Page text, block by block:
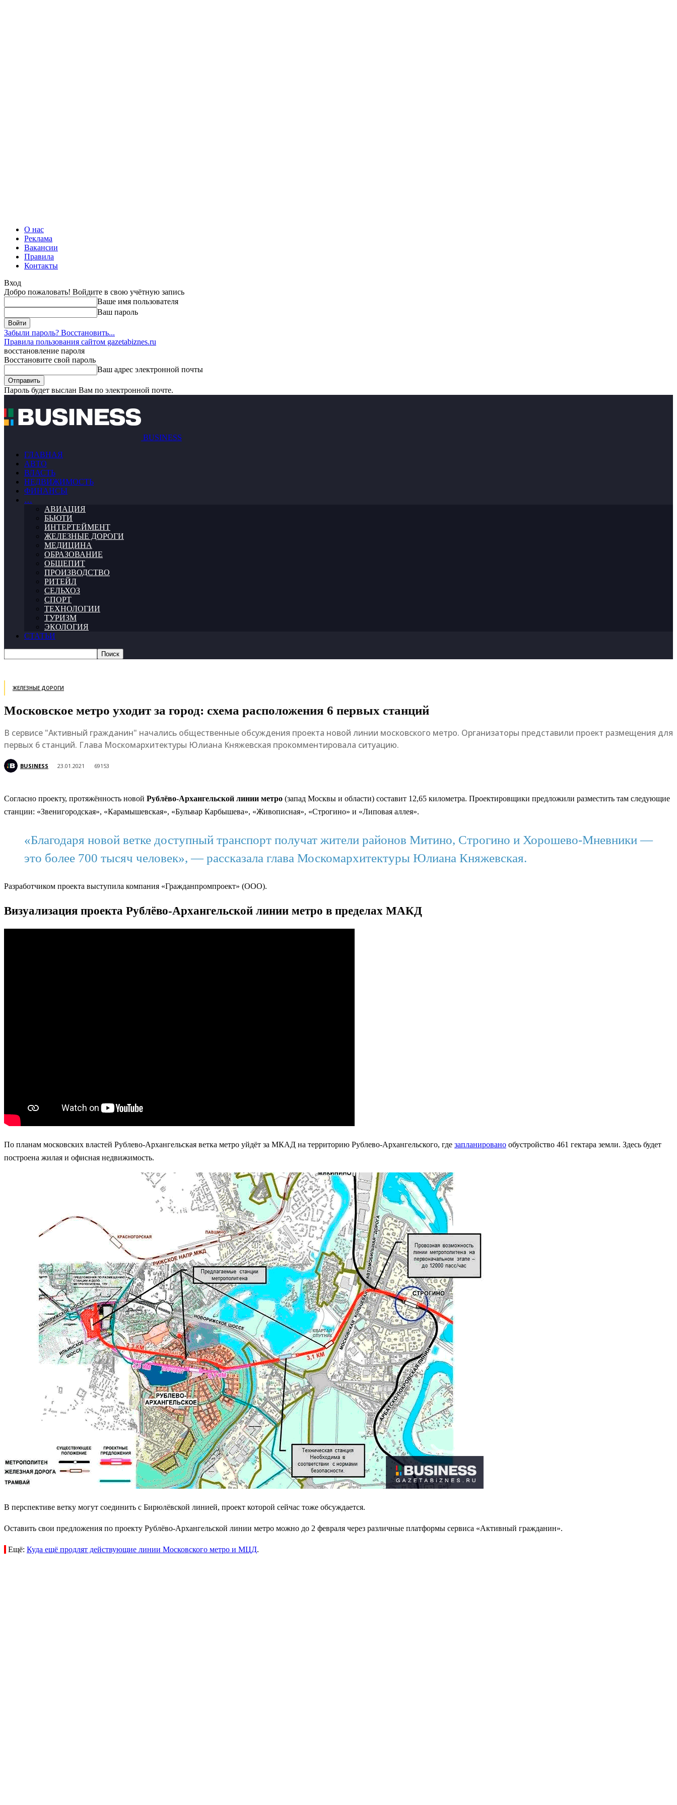
О нас
Реклама
Вакансии
Правила
Контакты
Вход
Добро пожаловать! Войдите в свою учётную запись
Ваше имя пользователя
Ваш пароль
Забыли пароль? Восстановить...
Правила пользования сайтом gazetabiznes.ru
восстановление пароля
Восстановите свой пароль
Ваш адрес электронной почты
Пароль будет выслан Вам по электронной почте.
BUSINESS
ГЛАВНАЯ
АВТО
ВЛАСТЬ
НЕДВИЖИМОСТЬ
ФИНАНСЫ
…
АВИАЦИЯ
БЬЮТИ
ИНТЕРТЕЙМЕНТ
ЖЕЛЕЗНЫЕ ДОРОГИ
МЕДИЦИНА
ОБРАЗОВАНИЕ
ОБЩЕПИТ
ПРОИЗВОДСТВО
РИТЕЙЛ
СЕЛЬХОЗ
СПОРТ
ТЕХНОЛОГИИ
ТУРИЗМ
ЭКОЛОГИЯ
СТАТЬИ
ЖЕЛЕЗНЫЕ ДОРОГИ
Московское метро уходит за город: схема расположения 6 первых станций
В сервисе "Активный гражданин" начались общественные обсуждения проекта новой линии московского метро. Организаторы представили проект размещения для
первых 6 станций. Глава Москомархитектуры Юлиана Княжевская прокомментировала ситуацию.
BUSINESS 23.01.2021 69153
Согласно проекту, протяжённость новой Рублёво-Архангельской линии метро (запад Москвы и области) составит 12,65 километра. Проектировщики предложили разместить там следующие
станции: «Звенигородская», «Карамышевская», «Бульвар Карбышева», «Живописная», «Строгино» и «Липовая аллея».
«Благодаря новой ветке доступный транспорт получат жители районов Митино, Строгино и Хорошево-Мневники —
это более 700 тысяч человек», — рассказала глава Москомархитектуры Юлиана Княжевская.
Разработчиком проекта выступила компания «Гражданпромпроект» (ООО).
Визуализация проекта Рублёво-Архангельской линии метро в пределах МАКД
По планам московских властей Рублево-Архангельская ветка метро уйдёт за МКАД на территорию Рублево-Архангельского, где запланировано обустройство 461 гектара земли. Здесь будет
построена жилая и офисная недвижимость.
В перспективе ветку могут соединить с Бирюлёвской линией, проект которой сейчас тоже обсуждается.
Оставить свои предложения по проекту Рублёво-Архангельской линии метро можно до 2 февраля через различные платформы сервиса «Активный гражданин».
Ещё: Куда ещё продлят действующие линии Московского метро и МЦД.